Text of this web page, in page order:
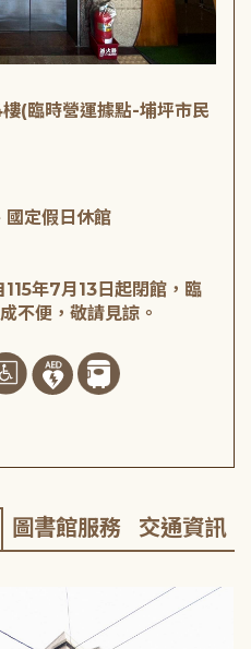
(臨時營運據點-埔坪市民
國定假日休館
年7月13日起閉館，臨
不便，敬請見諒。
圖書館服務 交通資訊